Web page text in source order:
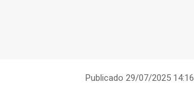
Publicado 29/07/2025 14:16